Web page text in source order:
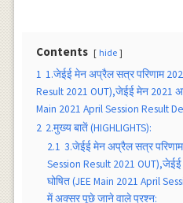
Contents hide
1 1.जेईई मेन अप्रैल सत्र परिणाम
Result 2021 OUT),जेईई मेन 2021
Main 2021 April Session Result
2 2.मुख्य बातें (HIGHLIGHTS):
2.1 3.जेईई मेन अप्रैल सत्र
Session Result 2021
घोषित (JEE Main 2021 April
में अक्सर पूछे जाने वाले प्रश्न: